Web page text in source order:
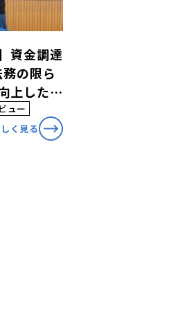
資金調達
の限ら
上した株
を公開
ュー
く見る